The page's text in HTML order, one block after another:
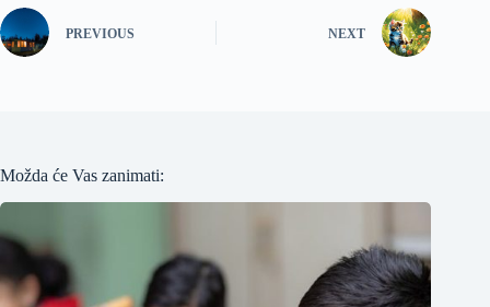
PREVIOUS NEXT
Možda će Vas zanimati: